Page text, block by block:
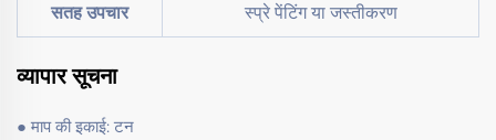
सतह उपचार स्प्रे पेंटिंग या जस्तीकरण
व्यापार सूचना
● माप की इकाई: टन